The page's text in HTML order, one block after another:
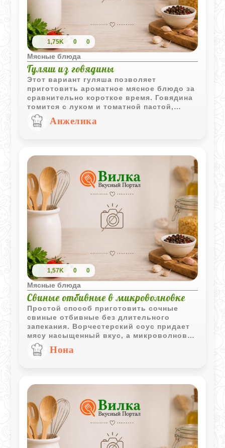
1,75K 0 0
Мясные блюда
Гуляш из говядины
Этот вариант гуляша позволяет
приготовить ароматное мясное блюдо за
сравнительно короткое время. Говядина
томится с луком и томатной пастой,
приобретая насыщенный вкус и
аппетитную подливу.
Анжелика
1,57K 0 0
Мясные блюда
Свиные отбивные в микроволновке
Простой способ приготовить сочные
свиные отбивные без длительного
запекания. Ворчестерский соус придает
мясу насыщенный вкус, а микроволновая
печь позволяет быстро получить готовое
горячее блюдо.
Нона